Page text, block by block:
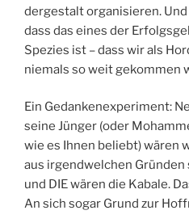
dergestalt organisieren.
dass das eines der
Spezies ist – dass wir als
niemals so weit gekommen
Ein Gedankenexperiment:
seine Jünger (oder
wie es Ihnen beliebt) wären
aus irgendwelchen
und DIE wären die Kabale.
An sich sogar Grund zur